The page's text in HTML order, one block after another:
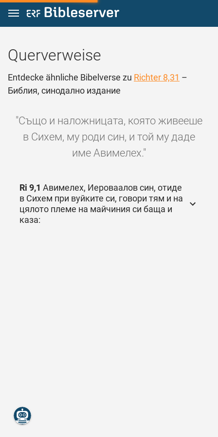
Zum Inhalt springen
Querverweise
Entdecke ähnliche Bibelverse zu Richter 8,31 –
Библия, синодално издание
"Също и наложницата, която живееше
в Сихем, му роди син, и той му даде
име Авимелех."
Ri 9,1 Авимелех, Иероваалов син, отиде
в Сихем при вуйките си, говори тям и на
цялото племе на майчиния си баща и
каза: